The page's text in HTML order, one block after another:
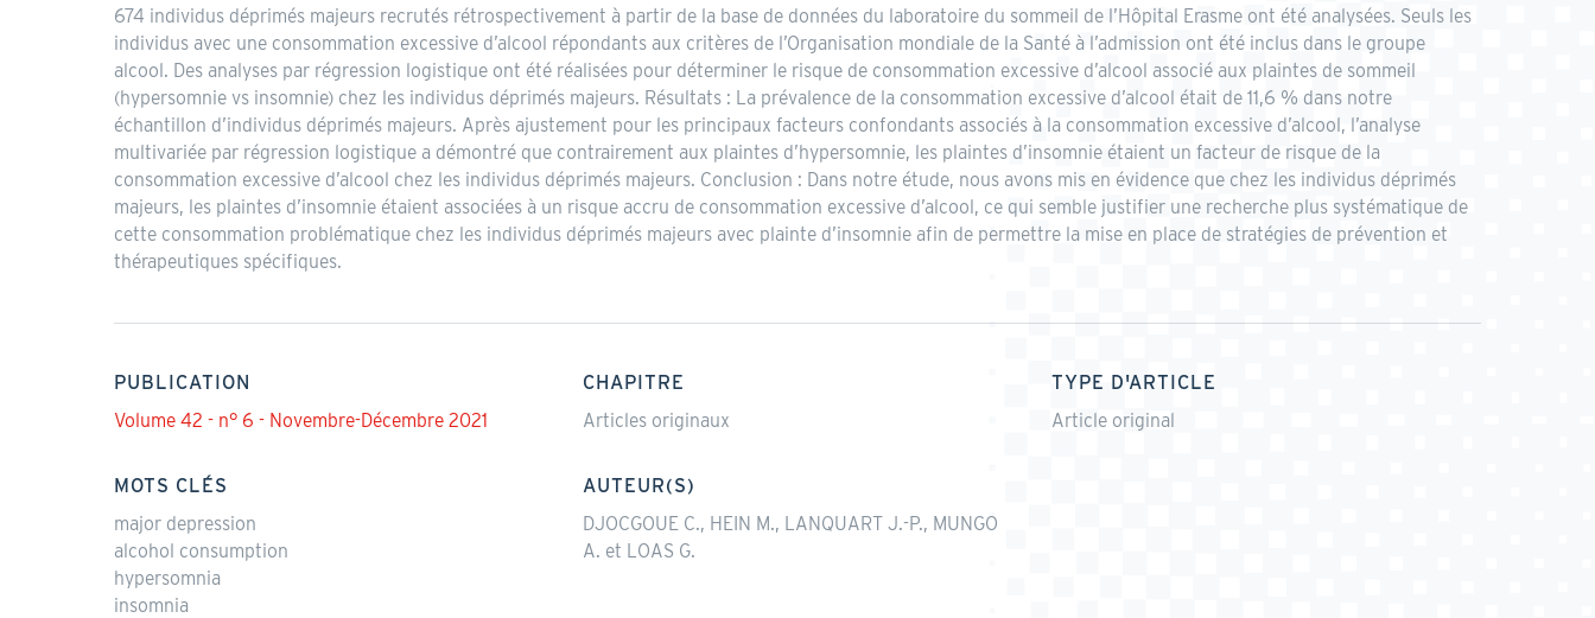
674 individus déprimés majeurs recrutés rétrospectivement à partir de la base de données du laboratoire du sommeil de l’Hôpital Erasme ont été analysées. Seuls les
individus avec une consommation excessive d’alcool répondants aux critères de l’Organisation mondiale de la Santé à l’admission ont été inclus dans le groupe
alcool. Des analyses par régression logistique ont été réalisées pour déterminer le risque de consommation excessive d’alcool associé aux plaintes de sommeil
(hypersomnie vs insomnie) chez les individus déprimés majeurs. Résultats : La prévalence de la consommation excessive d’alcool était de 11,6 % dans notre
échantillon d’individus déprimés majeurs. Après ajustement pour les principaux facteurs confondants associés à la consommation excessive d’alcool, l’analyse
multivariée par régression logistique a démontré que contrairement aux plaintes d’hypersomnie, les plaintes d’insomnie étaient un facteur de risque de la
consommation excessive d’alcool chez les individus déprimés majeurs. Conclusion : Dans notre étude, nous avons mis en évidence que chez les individus déprimés
majeurs, les plaintes d’insomnie étaient associées à un risque accru de consommation excessive d’alcool, ce qui semble justifier une recherche plus systématique de
cette consommation problématique chez les individus déprimés majeurs avec plainte d’insomnie afin de permettre la mise en place de stratégies de prévention et
thérapeutiques spécifiques.
PUBLICATION
Volume 42 - n° 6 - Novembre-Décembre 2021
CHAPITRE
Articles originaux
TYPE D'ARTICLE
Article original
MOTS CLÉS
major depression
alcohol consumption
hypersomnia
insomnia
AUTEUR(S)
DJOCGOUE C., HEIN M., LANQUART J.-P., MUNGO
A. et LOAS G.